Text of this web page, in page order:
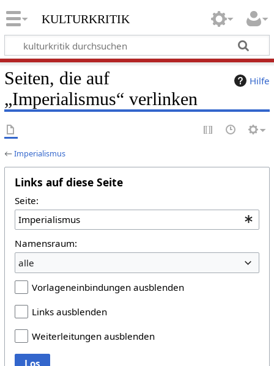
kulturkritik
Hilfe
Seiten, die auf
„Imperialismus“ verlinken
←Imperialismus
Links auf diese Seite
Seite:
Namensraum:
alle
Vorlageneinbindungen ausblenden
Links ausblenden
Weiterleitungen ausblenden